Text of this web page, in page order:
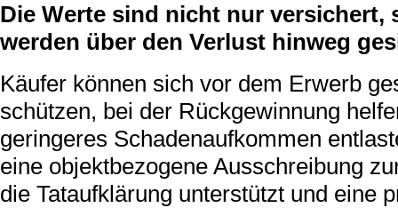
Die Werte sind nicht nur
werden über den Verlust hinweg
Käufer können sich vor dem Erwerb
schützen, bei der Rückgewinnung
geringeres Schadenaufkommen
eine objektbezogene Ausschreibung
die Tataufklärung unterstützt und eine